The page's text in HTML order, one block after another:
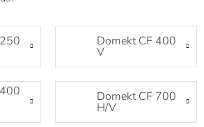
Domekt CF 400
V
Domekt CF 700
H/V